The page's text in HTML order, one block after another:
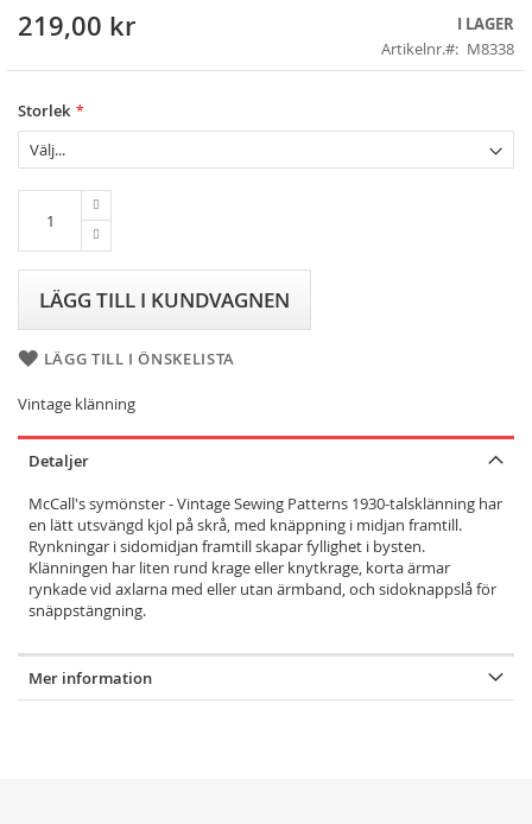
Skip
the
of
the
images
gallery
219,00 kr
I LAGER
Artikelnr.
M8338
Storlek
LÄGG TILL I KUNDVAGNEN
LÄGG TILL I ÖNSKELISTA
Vintage klänning
Detaljer
McCall's symönster - Vintage Sewing Patterns 1930-talsklänning har
en lätt utsvängd kjol på skrå, med knäppning i midjan framtill.
Rynkningar i sidomidjan framtill skapar fyllighet i bysten.
Klänningen har liten rund krage eller knytkrage, korta ärmar
rynkade vid axlarna med eller utan ärmband, och sidoknappslå för
snäppstängning.
Mer information